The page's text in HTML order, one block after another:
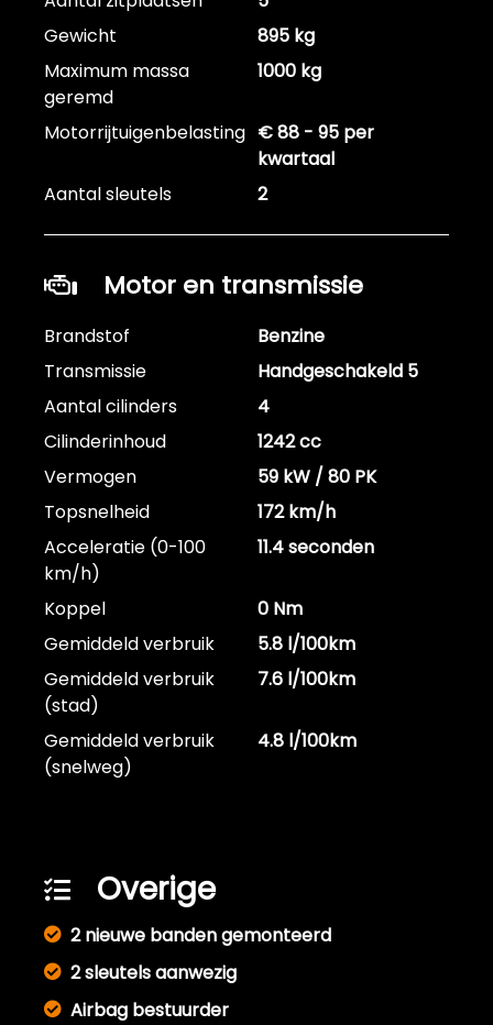
Gewicht
895 kg
Maximum massa
geremd
1000 kg
Motorrijtuigenbelasting € 88 - 95 per
kwartaal
Aantal sleutels
2
Motor en transmissie
Brandstof
Benzine
Transmissie
Handgeschakeld 5
Aantal cilinders
4
Cilinderinhoud
1242 cc
Vermogen
59 kW / 80 PK
Topsnelheid
172 km/h
Acceleratie (0-100
km/h)
11.4 seconden
Koppel
0 Nm
Gemiddeld verbruik
5.8 l/100km
Gemiddeld verbruik
(stad)
7.6 l/100km
Gemiddeld verbruik
(snelweg)
4.8 l/100km
Overige
2 nieuwe banden gemonteerd
2 sleutels aanwezig
Airbag bestuurder